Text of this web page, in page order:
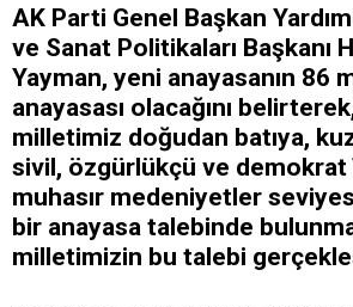
AK Parti Genel Başkan
ve Sanat Politikaları Başkanı
Yayman, yeni anayasanın 86
anayasası olacağını
milletimiz doğudan batıya,
sivil, özgürlükçü ve demokrat
muhasır medeniyetler
bir anayasa talebinde
milletimizin bu talebi